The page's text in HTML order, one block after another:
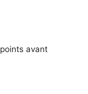
avant